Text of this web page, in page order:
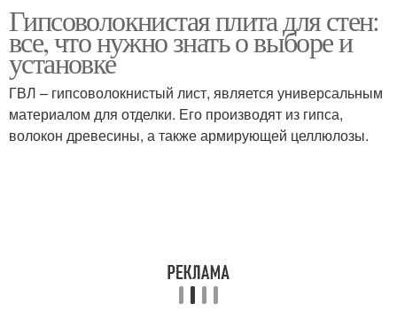
Гипсоволокнистая плита для стен:
все, что нужно знать о выборе и
установке
ГВЛ – гипсоволокнистый лист, является универсальным
материалом для отделки. Его производят из гипса,
волокон древесины, а также армирующей целлюлозы.